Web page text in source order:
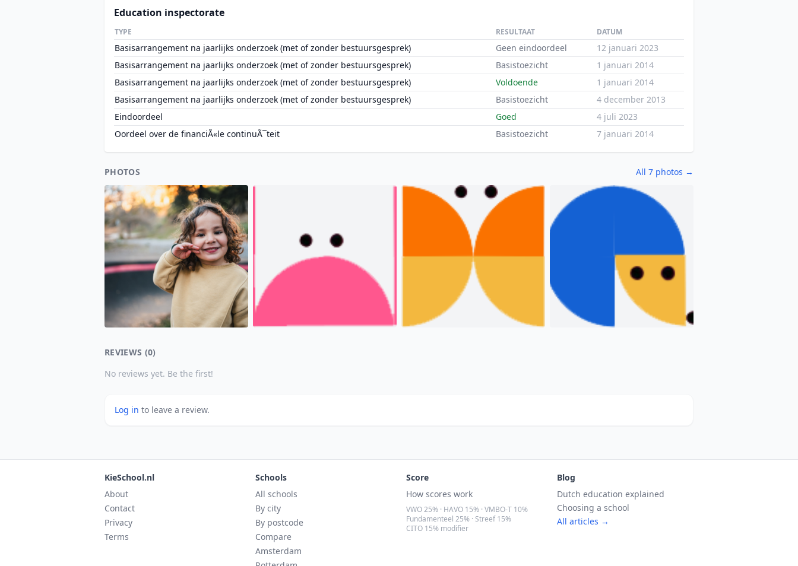
Education inspectorate
TYPE RESULTAAT DATUM
Basisarrangement na jaarlijks onderzoek (met of zonder bestuursgesprek) Geen eindoordeel
12 januari 2023
Basisarrangement na jaarlijks onderzoek (met of zonder bestuursgesprek)
Basistoezicht
1 januari 2014
Basisarrangement na jaarlijks onderzoek (met of zonder bestuursgesprek)
Voldoende
1 januari 2014
Basisarrangement na jaarlijks onderzoek (met of zonder bestuursgesprek)
Basistoezicht
4 december 2013
Eindoordeel
Goed
4 juli 2023
Oordeel over de financiÃ«le continuÃ¯teit
Basistoezicht 7 januari 2014
PHOTOS All 7 photos →
REVIEWS (0)
No reviews yet. Be the first!
Log in to leave a review.
KieSchool.nl
About
Contact
Privacy
Terms
Schools
All schools
By city
By postcode
Compare
Amsterdam
Score
How scores work
VWO 25% · HAVO 15% · VMBO-T 10%
Fundamenteel 25% · Streef 15%
CITO 15% modifier
Blog
Dutch education explained
Choosing a school
All articles →